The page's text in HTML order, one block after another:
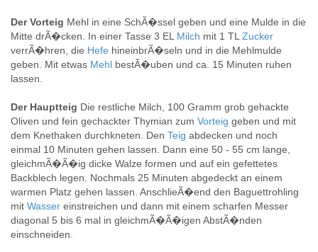
Der Vorteig Mehl in eine SchÃ�ssel geben und eine Mulde in die
Mitte drÃ�cken. In einer Tasse 3 EL Milch mit 1 TL Zucker
verrÃ�hren, die Hefe hineinbrÃ�seln und in die Mehlmulde
geben. Mit etwas Mehl bestÃ�uben und ca. 15 Minuten ruhen
lassen.
Der Hauptteig Die restliche Milch, 100 Gramm grob gehackte
Oliven und fein gechackter Thymian zum Vorteig geben und mit
dem Knethaken durchkneten. Den Teig abdecken und noch
einmal 10 Minuten gehen lassen. Dann eine 50 - 55 cm lange,
gleichmÃ�Ã�ig dicke Walze formen und auf ein gefettetes
Backblech legen. Nochmals 25 Minuten abgedeckt an einem
warmen Platz gehen lassen. AnschlieÃ�end den Baguettrohling
mit Wasser einstreichen und dann mit einem scharfen Messer
diagonal 5 bis 6 mal in gleichmÃ�Ã�igen AbstÃ�nden
einschneiden.